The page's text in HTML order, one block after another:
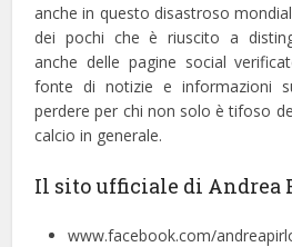
anche in questo disastroso
dei pochi che è riuscito a
anche delle pagine social
fonte di notizie e informazioni
perdere per chi non solo è tifoso
calcio in generale.
Il sito ufficiale di Andrea
www.facebook.com/